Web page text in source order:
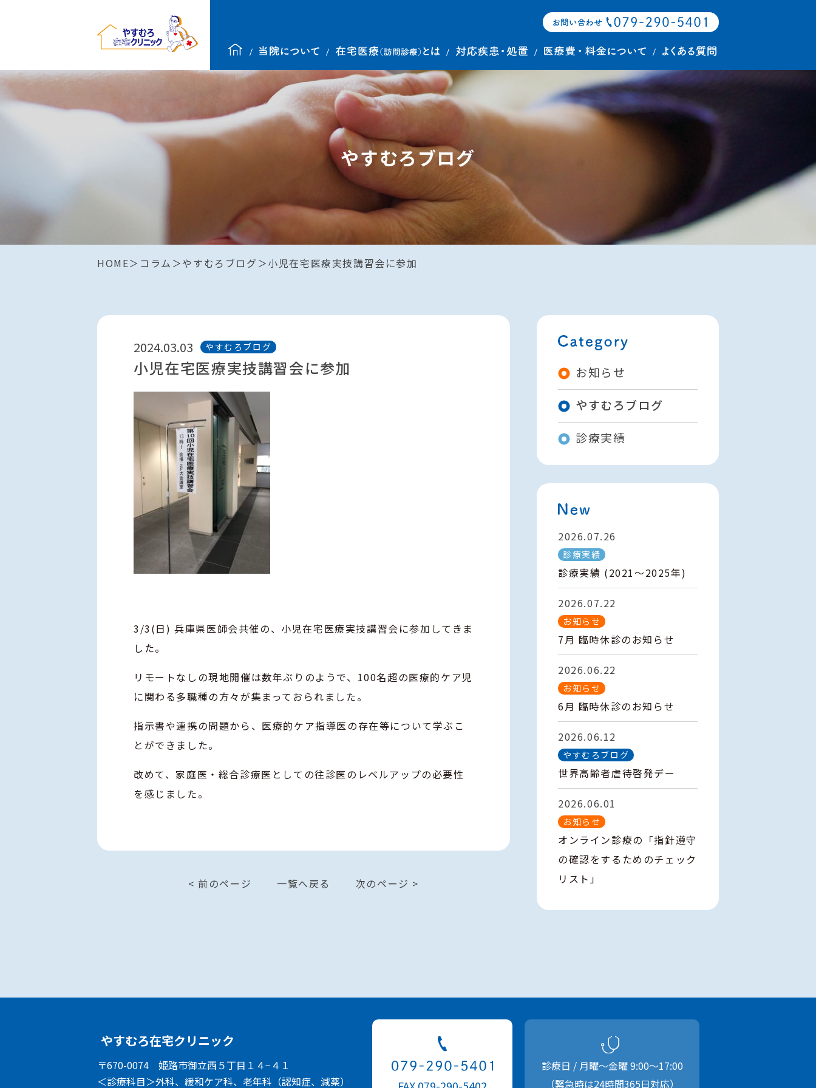
やすむろブログ
HOME コラム やすむろブログ 小児在宅医療実技講習会に参加
2024.03.03 やすむろブログ
小児在宅医療実技講習会に参加
3/3(日) 兵庫県医師会共催の、小児在宅医療実技講習会に参加してきま
した。
リモートなしの現地開催は数年ぶりのようで、100名超の医療的ケア児
に関わる多職種の方々が集まっておられました。
指示書や連携の問題から、医療的ケア指導医の存在等について学ぶこ
とができました。
改めて、家庭医・総合診療医としての往診医のレベルアップの必要性
を感じました。
< 前のページ 一覧へ戻る 次のページ >
お知らせ
やすむろブログ
診療実績
2026.07.26
診療実績
診療実績 (2021～2025年)
2026.07.22
お知らせ
7月 臨時休診のお知らせ
2026.06.22
お知らせ
6月 臨時休診のお知らせ
2026.06.12
やすむろブログ
世界高齢者虐待啓発デー
2026.06.01
お知らせ
オンライン診療の「指針遵守
の確認をするためのチェック
リスト」
やすむろ在宅クリニック
〒670-0074 姫路市御立西５丁目１４−４１
＜診療科目＞外科、緩和ケア科、老年科（認知症、減薬）
診療日 / 月曜〜金曜9:00〜17:00
（緊急時は24時間365日対応）